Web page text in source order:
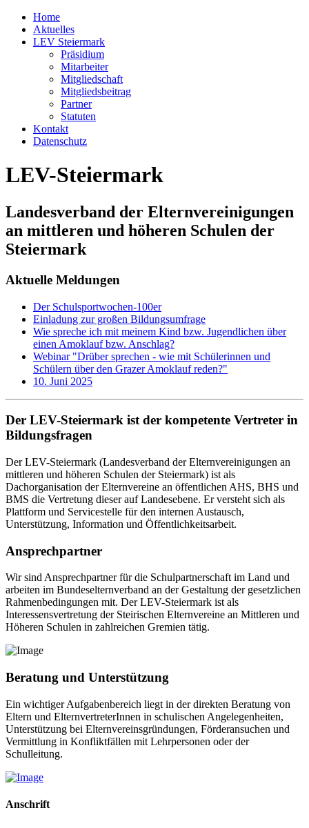
Home
Aktuelles
LEV Steiermark
Präsidium
Mitarbeiter
Mitgliedschaft
Mitgliedsbeitrag
Partner
Statuten
Kontakt
Datenschutz
LEV-Steiermark
Landesverband der Elternvereinigungen
an mittleren und höheren Schulen der
Steiermark
Aktuelle Meldungen
Der Schulsportwochen-100er
Einladung zur großen Bildungsumfrage
Wie spreche ich mit meinem Kind bzw. Jugendlichen über
einen Amoklauf bzw. Anschlag?
Webinar "Drüber sprechen - wie mit Schülerinnen und
Schülern über den Grazer Amoklauf reden?"
10. Juni 2025
Der LEV-Steiermark ist der kompetente Vertreter in
Bildungsfragen
Der LEV-Steiermark (Landesverband der Elternvereinigungen an
mittleren und höheren Schulen der Steiermark) ist als
Dachorganisation der Elternvereine an öffentlichen AHS, BHS und
BMS die Vertretung dieser auf Landesebene. Er versteht sich als
Plattform und Servicestelle für den internen Austausch,
Unterstützung, Information und Öffentlichkeitsarbeit.
Ansprechpartner
Wir sind Ansprechpartner für die Schulpartnerschaft im Land und
arbeiten im Bundeselternverband an der Gestaltung der gesetzlichen
Rahmenbedingungen mit. Der LEV-Steiermark ist als
Interessensvertretung der Steirischen Elternvereine an Mittleren und
Höheren Schulen in zahlreichen Gremien tätig.
Beratung und Unterstützung
Ein wichtiger Aufgabenbereich liegt in der direkten Beratung von
Eltern und ElternvertreterInnen in schulischen Angelegenheiten,
Unterstützung bei Elternvereinsgründungen, Förderansuchen und
Vermittlung in Konfliktfällen mit Lehrpersonen oder der
Schulleitung.
Anschrift